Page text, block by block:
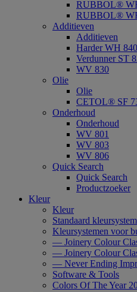
RUBBOL®
RUBBOL®
Additieven
Additieven
Harder WH 840
Verdunner ST
WV 830
Olie
Olie
CETOL® SF
Onderhoud
Onderhoud
WV 801
WV 803
WV 806
Quick Search
Quick Search
Productzoeker
Kleur
Kleur
Standaard
Kleursystemen voor
— Joinery Colour
— Joinery Colour
— Never Ending
Software & Tools
Colors Of The Year